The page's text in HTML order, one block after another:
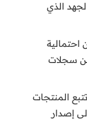
الذي
احتمالية
سجلات
المنتجات
إصدار